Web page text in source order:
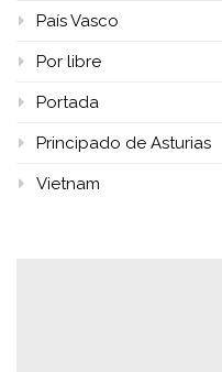
País Vasco
Por libre
Portada
Principado de Asturias
Vietnam